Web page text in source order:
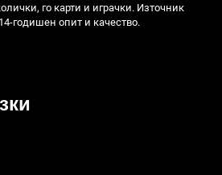
го карти и играчки. Източник
годишен опит и качество.